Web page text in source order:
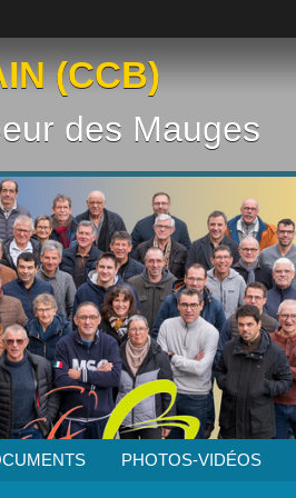
(CCB)
des Mauges
PHOTOS-VIDÉOS